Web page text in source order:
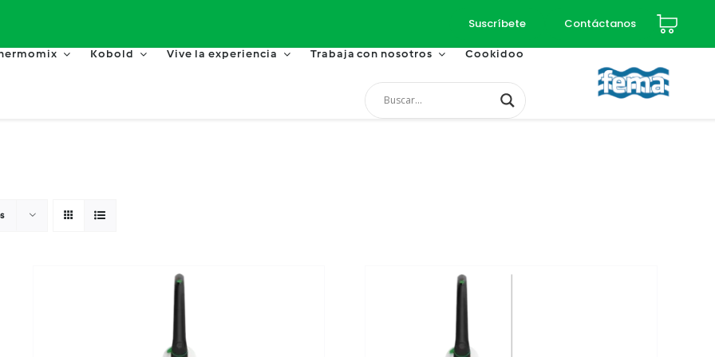
Suscríbete Contáctanos
Kobold Vive la experiencia Trabaja con nosotros Cookidoo